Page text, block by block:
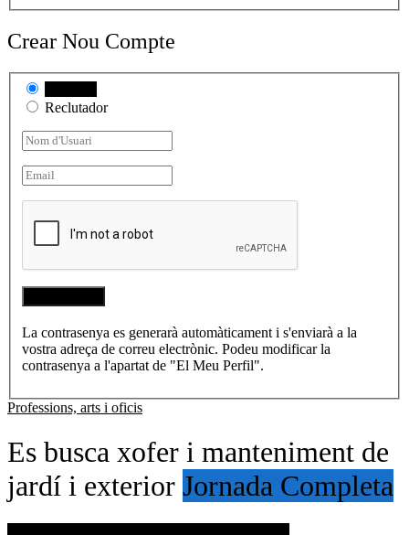
Crear Nou Compte
Reclutador
La contrasenya es generarà automàticament i s'enviarà a la
vostra adreça de correu electrònic. Podeu modificar la
contrasenya a l'apartat de "El Meu Perfil".
Professions, arts i oficis
Es busca xofer i manteniment de
jardí i exterior Jornada Completa